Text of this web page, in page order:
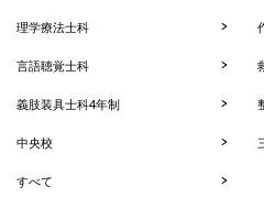
理学療法士科
言語聴覚士科
義肢装具士科4年制
中央校
すべて